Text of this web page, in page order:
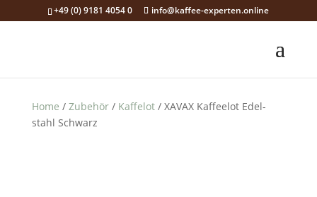
+49 (0) 9181 4054 0 info@kaffee-experten.online
Home / Zubehör/ Kaffelot/ XAVAX Kaf­fee­lot Edel­
stahl Schwarz